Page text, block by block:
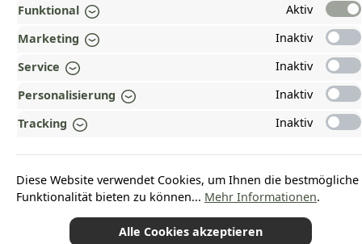
Vertrag widerrufen
ZAHLUNGS- UND VERSANDARTEN
AUSGEZEICHNET UND ZERTIFIZIERT!
WARUM HEAD-SHOP.DE?
UNSERE COMMUNITIES
Funktional
Aktiv
Marketing
Inaktiv
Service
Inaktiv
Personalisierung
Inaktiv
Tracking
Inaktiv
Diese Website verwendet Cookies, um Ihnen die bestmögliche
Funktionalität bieten zu können... Mehr Informationen.
Alle Cookies akzeptieren